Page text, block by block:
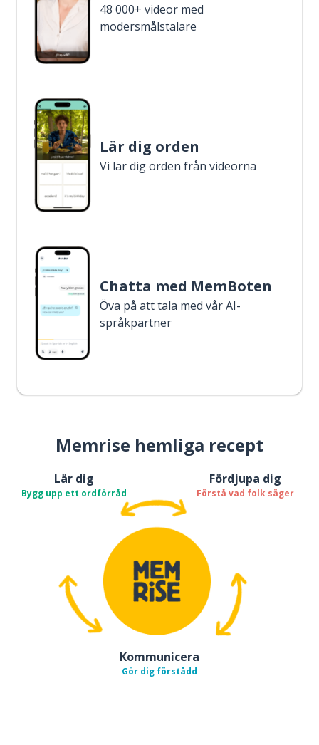
48 000+ videor med
modersmålstalare
Lär dig orden
Vi lär dig orden från videorna
Chatta med MemBoten
Öva på att tala med vår AI-
språkpartner
Memrise hemliga recept
Lär dig
Bygg upp ett ordförråd
Fördjupa dig
Förstå vad folk säger
Kommunicera
Gör dig förstådd